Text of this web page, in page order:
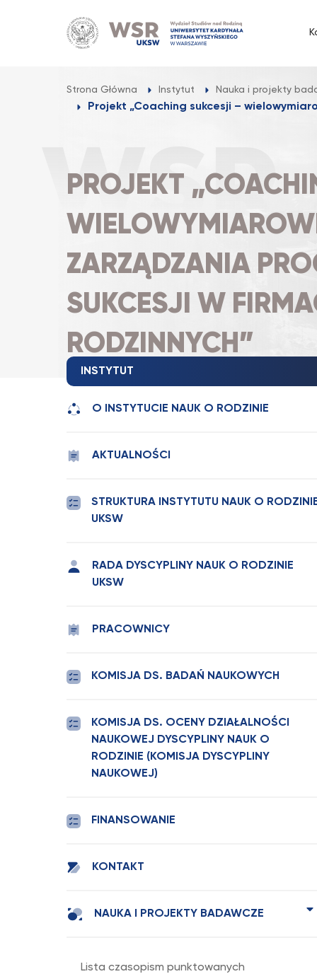
Strona Główna Instytut Nauka i projekty
Projekt „Coaching sukcesji –
PROJEKT
ZARZĄDZANIA
SUKCESJI W
RODZINNYCH”
INSTYTUT
O INSTYTUCIE NAUK O RODZINIE
AKTUALNOŚCI
STRUKTURA INSTYTUTU NAUK O
UKSW
RADA DYSCYPLINY NAUK O RODZINIE
UKSW
PRACOWNICY
KOMISJA DS. BADAŃ NAUKOWYCH
KOMISJA DS. OCENY DZIAŁALNOŚCI
NAUKOWEJ DYSCYPLINY NAUK O
RODZINIE (KOMISJA DYSCYPLINY
NAUKOWEJ)
FINANSOWANIE
KONTAKT
NAUKA I PROJEKTY BADAWCZE
Lista czasopism punktowanych